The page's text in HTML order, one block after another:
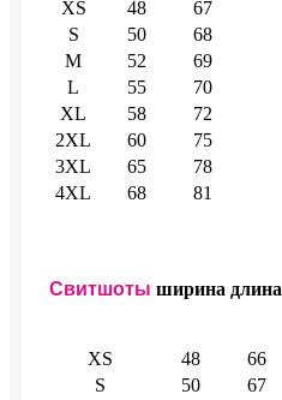
XS 48
67
S
50
68
M
52
69
L
55
70
XL
58
72
2XL
60
75
3XL
65
78
4XL
68 81
Свитшоты ширина длина
XS 48
66
S
50
67